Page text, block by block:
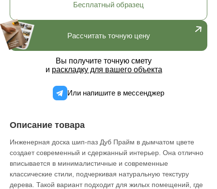
Рассчитать точную цену
Вы получите точную смету
и раскладку для вашего объекта
Или напишите в мессенджер
Бесплатный образец
Описание товара
Инженерная доска шип-паз Дуб Прайм в дымчатом цвете
создает современный и сдержанный интерьер. Она отлично
вписывается в минималистичные и современные
классические стили, подчеркивая натуральную текстуру
дерева. Такой вариант подходит для жилых помещений, где